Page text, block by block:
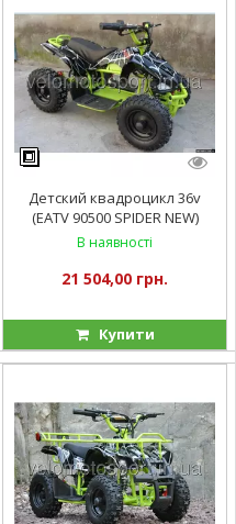
Детский квадроцикл 36v
(EATV 90500 SPIDER NEW)
В наявності
21 504,00 грн.
Купити